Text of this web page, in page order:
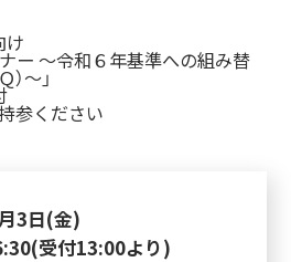
け
ー ～令和６年基準への組み替
～」
参ください
3日(金)
受付13:00より)